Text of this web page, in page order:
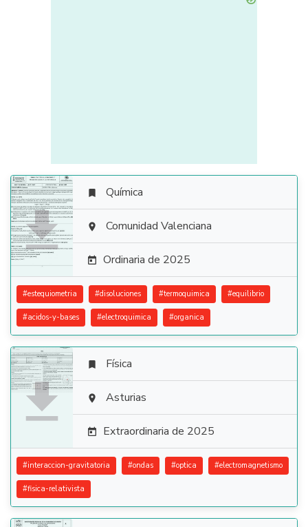

 Química
 Comunidad Valenciana
 Ordinaria de 2025
#estequiometria #disoluciones #termoquimica #equilibrio
#acidos-y-bases #electroquimica #organica

 Física
 Asturias
 Extraordinaria de 2025
#interaccion-gravitatoria #ondas #optica #electromagnetismo
#fisica-relativista